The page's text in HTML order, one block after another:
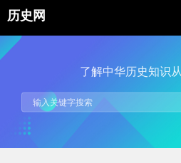
历史网
了解中华历史知识